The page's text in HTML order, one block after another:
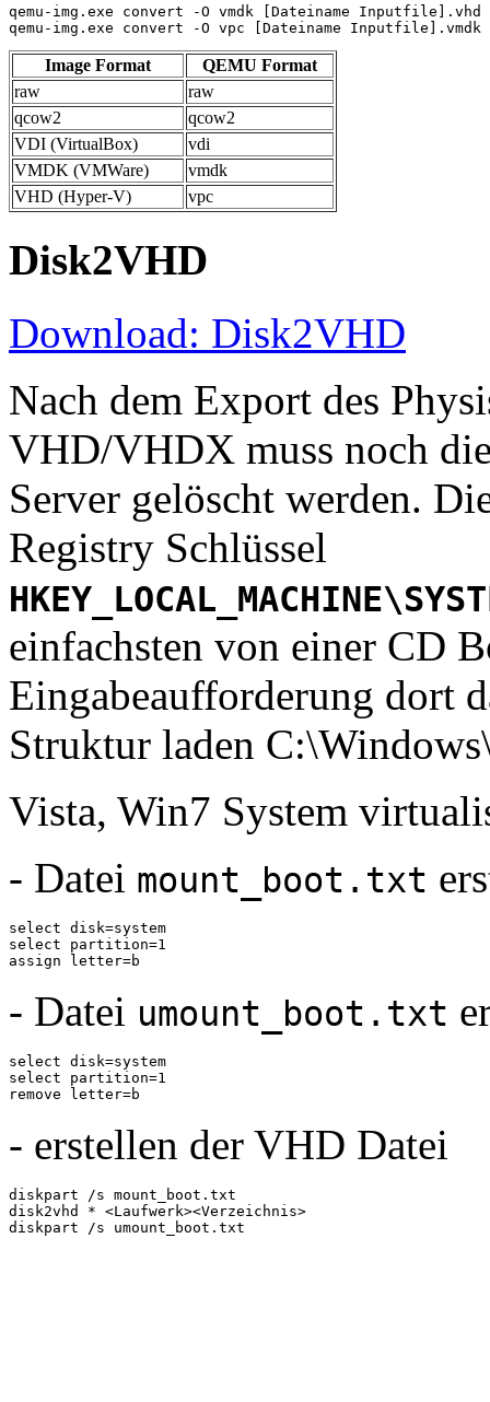
qemu-img.exe convert -O vmdk [Dateiname
qemu-img.exe convert -O vpc [Dateiname
Image Format
QEMU Format
raw
raw
qcow2
qcow2
VDI (VirtualBox)
vdi
VMDK (VMWare)
vmdk
VHD (Hyper-V)
vpc
Disk2VHD
Download: Disk2VHD
Nach dem Export des
VHD/VHDX muss noch
Server gelöscht werden.
Registry Schlüssel
einfachsten von einer CD
Eingabeaufforderung dort
Struktur laden
Vista, Win7 System
- Datei mount_boot.txt
select disk=system
select partition=1
assign letter=b
- Datei umount_boot.txt
select disk=system
select partition=1
remove letter=b
- erstellen der VHD Datei
diskpart /s mount_boot.txt
disk2vhd * <Laufwerk><Verzeichnis>
diskpart /s umount_boot.txt